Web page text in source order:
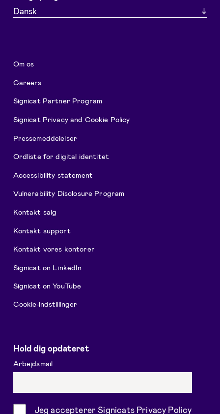
Dansk
Om os
Careers
Signicat Partner Program
Signicat Privacy and Cookie Policy
Pressemeddelelser
Ordliste for digital identitet
Accessibility statement
Vulnerability Disclosure Program
Kontakt salg
Kontakt support
Kontakt vores kontorer
Signicat on LinkedIn
Signicat on YouTube
Cookie-indstillinger
Hold dig opdateret
Arbejdsmail
SamtykkeJeg accepterer Signicats Privacy Policy